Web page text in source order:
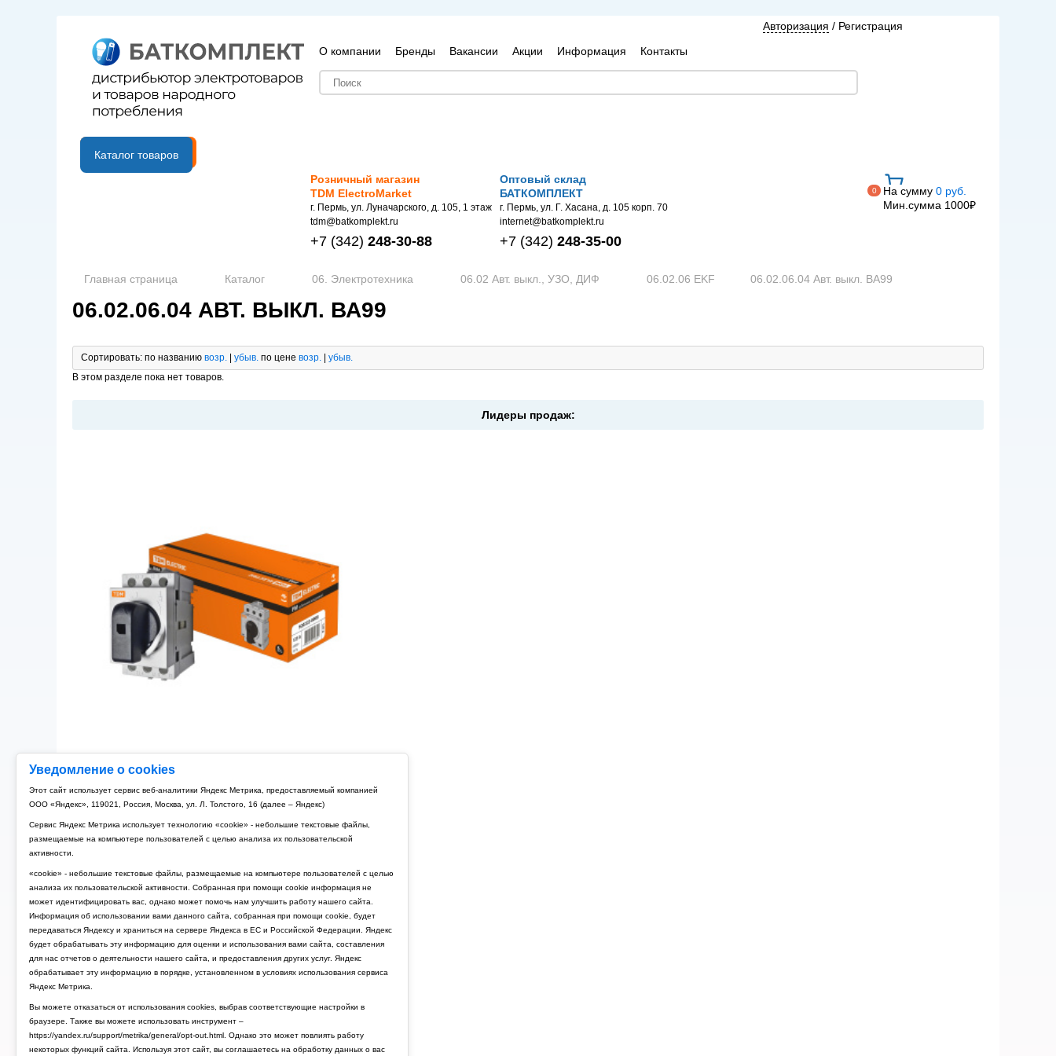
Уведомление о cookies
Этот сайт использует сервис веб-аналитики Яндекс Метрика, предоставляемый компанией
ООО «Яндекс», 119021, Россия, Москва, ул. Л. Толстого, 16 (далее – Яндекс)
Сервис Яндекс Метрика использует технологию «cookie» - небольшие текстовые файлы,
размещаемые на компьютере пользователей с целью анализа их пользовательской
активности.
«cookie» - небольшие текстовые файлы, размещаемые на компьютере пользователей с целью
анализа их пользовательской активности. Собранная при помощи cookie информация не
может идентифицировать вас, однако может помочь нам улучшить работу нашего сайта.
Информация об использовании вами данного сайта, собранная при помощи cookie, будет
передаваться Яндексу и храниться на сервере Яндекса в ЕС и Российской Федерации. Яндекс
будет обрабатывать эту информацию для оценки и использования вами сайта, составления
для нас отчетов о деятельности нашего сайта, и предоставления других услуг. Яндекс
обрабатывает эту информацию в порядке, установленном в условиях использования сервиса
Яндекс Метрика.
Вы можете отказаться от использования cookies, выбрав соответствующие настройки в
браузере. Также вы можете использовать инструмент –
https://yandex.ru/support/metrika/general/opt-out.html. Однако это может повлиять работу
некоторых функций сайта. Используя этот сайт, вы соглашаетесь на обработку данных о вас
О компании Бренды Вакансии Акции Информация Контакты
Авторизация / Регистрация
B2B портал
Каталог товаров
Розничный магазин
TDM ElectroMarket
г. Пермь, ул. Луначарского, д. 105, 1 этаж
tdm@batkomplekt.ru
+7 (342) 248-30-88
Оптовый склад
БАТКОМПЛЕКТ
г. Пермь, ул. Г. Хасана, д. 105 корп. 70
internet@batkomplekt.ru
+7 (342) 248-35-00
0 На сумму 0 руб.
Мин.сумма 1000₽
Главная страница Каталог 06. Электротехника 06.02 Авт. выкл., УЗО, ДИФ 06.02.06 EKF 06.02.06.04 Авт. выкл. ВА99
06.02.06.04 АВТ. ВЫКЛ. ВА99
Сортировать: по названию возр. | убыв. по цене возр. | убыв.
В этом разделе пока нет товаров.
Лидеры продаж: